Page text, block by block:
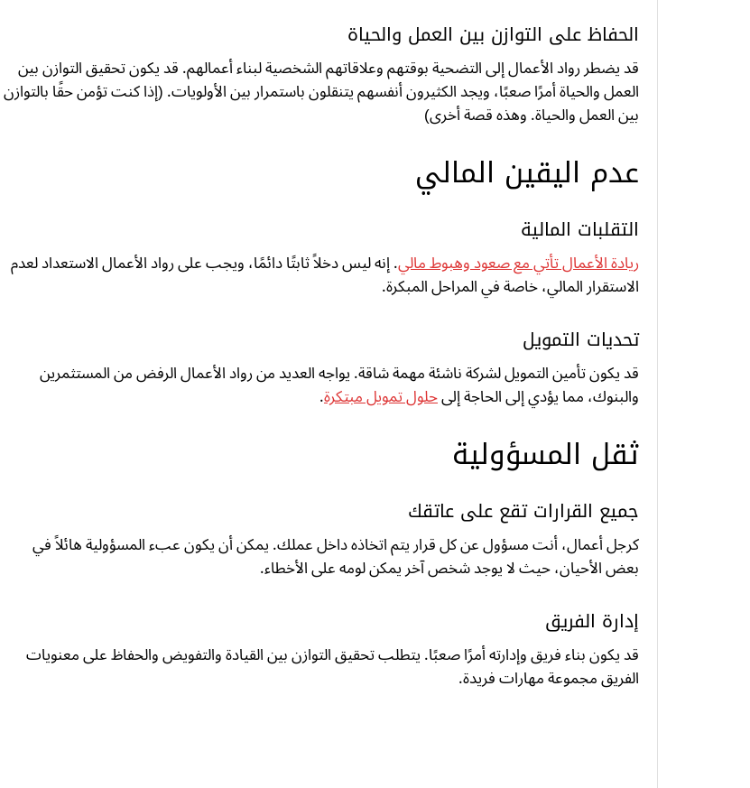
الحفاظ على التوازن بين العمل والحياة
قد يضطر رواد الأعمال إلى التضحية بوقتهم وعلاقاتهم الشخصية لبناء أعمالهم. قد يكون تحقيق التوازن بين
العمل والحياة أمرًا صعبًا، ويجد الكثيرون أنفسهم يتنقلون باستمرار بين الأولويات. (إذا كنت تؤمن حقًا بالتوازن
بين العمل والحياة. وهذه قصة أخرى)
عدم اليقين المالي
التقلبات المالية
ريادة الأعمال تأتي مع صعود وهبوط مالي. إنه ليس دخلاً ثابتًا دائمًا، ويجب على رواد الأعمال الاستعداد لعدم
الاستقرار المالي، خاصة في المراحل المبكرة.
تحديات التمويل
قد يكون تأمين التمويل لشركة ناشئة مهمة شاقة. يواجه العديد من رواد الأعمال الرفض من المستثمرين
والبنوك، مما يؤدي إلى الحاجة إلىحلول تمويل مبتكرة.
ثقل المسؤولية
جميع القرارات تقع على عاتقك
كرجل أعمال، أنت مسؤول عن كل قرار يتم اتخاذه داخل عملك. يمكن أن يكون عبء المسؤولية هائلاً في
بعض الأحيان، حيث لا يوجد شخص آخر يمكن لومه على الأخطاء.
إدارة الفريق
قد يكون بناء فريق وإدارته أمرًا صعبًا. يتطلب تحقيق التوازن بين القيادة والتفويض والحفاظ على معنويات
الفريق مجموعة مهارات فريدة.